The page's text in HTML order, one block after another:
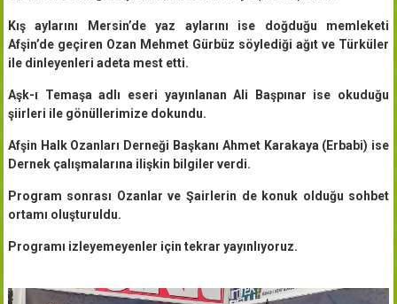
Kış aylarını Mersin’de yaz aylarını ise doğduğu memleketi
Afşin’de geçiren Ozan Mehmet Gürbüz söylediği ağıt ve Türküler
ile dinleyenleri adeta mest etti.
Aşk-ı Temaşa adlı eseri yayınlanan Ali Başpınar ise okuduğu
şiirleri ile gönüllerimize dokundu.
Afşin Halk Ozanları Derneği Başkanı Ahmet Karakaya (Erbabi) ise
Dernek çalışmalarına ilişkin bilgiler verdi.
Program sonrası Ozanlar ve Şairlerin de konuk olduğu sohbet
ortamı oluşturuldu.
Programı izleyemeyenler için tekrar yayınlıyoruz.